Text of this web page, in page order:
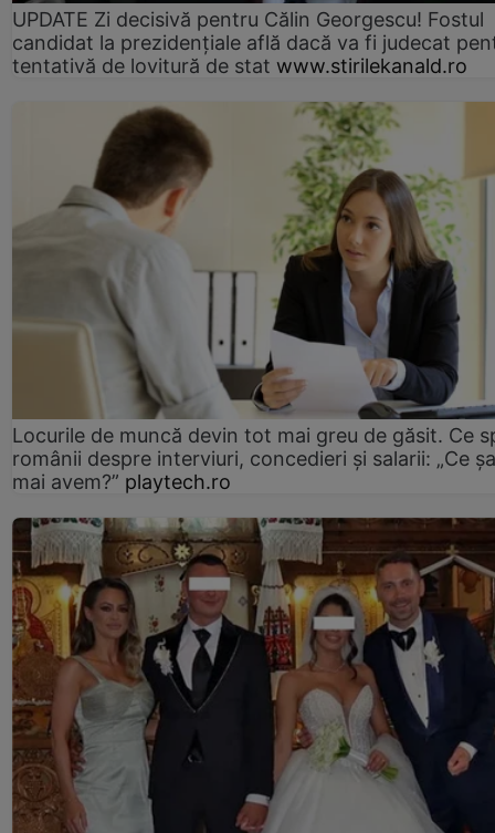
UPDATE Zi decisivă pentru Călin Georgescu! Fostul
candidat la prezidențiale află dacă va fi judecat
tentativă de lovitură de stat www.stirilekanald.ro
Locurile de muncă devin tot mai greu de găsit. Ce
românii despre interviuri, concedieri și salarii: „Ce
mai avem?” playtech.ro